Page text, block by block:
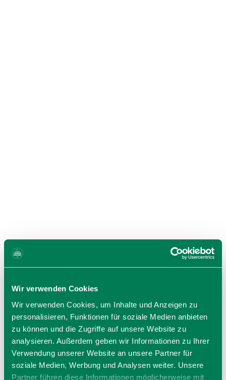
Wir verwenden Cookies
Wir verwenden Cookies, um Inhalte und Anzeigen zu
personalisieren, Funktionen für soziale Medien anbieten
zu können und die Zugriffe auf unsere Website zu
analysieren. Außerdem geben wir Informationen zu Ihrer
Verwendung unserer Website an unsere Partner für
soziale Medien, Werbung und Analysen weiter. Unsere
Partner führen diese Informationen möglicherweise mit